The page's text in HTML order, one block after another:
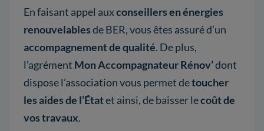
En faisant appel auxconseillers en énergies
renouvelablesde BER, vous êtes assuré d’un
accompagnement de qualité. De plus,
l’agrément Mon Accompagnateur Rénov’dont
dispose l’association vous permet detoucher
les aides de l’Étatet ainsi, de baisser lecoût de
vos travaux.